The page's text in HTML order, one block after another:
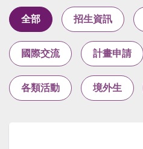
全部 招生資訊
國際交流 計畫申請
各類活動 境外生